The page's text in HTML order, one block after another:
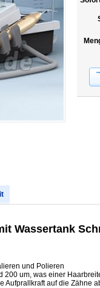
Wassertank
und Polieren
200 um, was einer
Aufprallkraft auf die Zähne